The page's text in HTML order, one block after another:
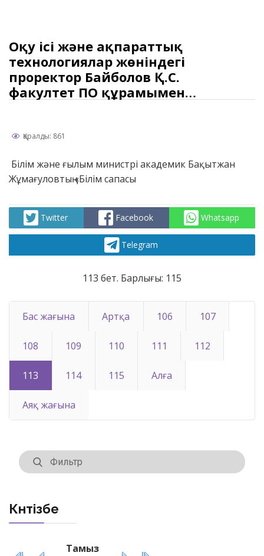
Оқу ісі және ақпараттық
технологиялар жөніндегі
проректор Байболов Қ.С.
факултет ПО құрамымен
Қаралды: 861
Білім және ғылым министрі академик Бақытжан
Жұмағуловтың «Білім сапасы
Twitter Facebook Whatsapp
Telegram
113 бет. Барлығы: 115
Бас жағына Артқа 106 107
108 109 110 111 112
113 114 115 Алға
Аяқ жағына
Күнтізбе
Тамыз